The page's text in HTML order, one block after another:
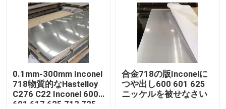
0.1mm-300mm Inconel
718物質的なHastelloy
C276 C22 Inconel 600
601 617 625 713 725
合金718の版Inconelに
つや出し600 601 625
ニッケルを被せなさい